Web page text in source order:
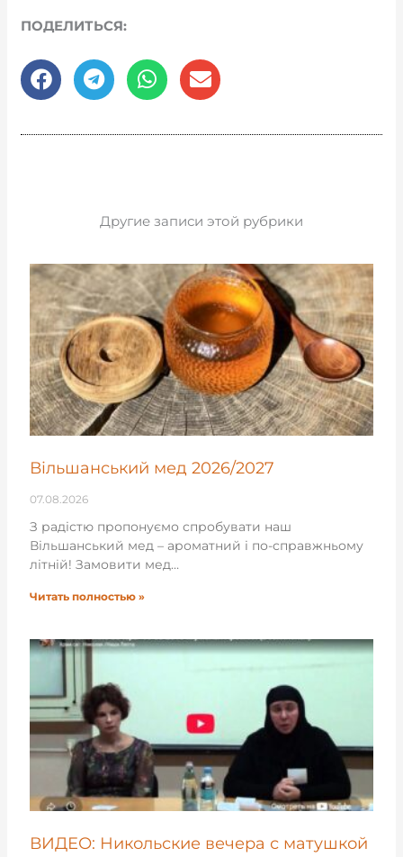
ПОДЕЛИТЬСЯ:
Другие записи этой рубрики
Вільшанський мед 2026/2027
07.08.2026
З радістю пропонуємо спробувати наш
Вільшанський мед – ароматний і по-справжньому
літній! Замовити мед…
Читать полностью »
ВИДЕО: Никольские вечера с матушкой